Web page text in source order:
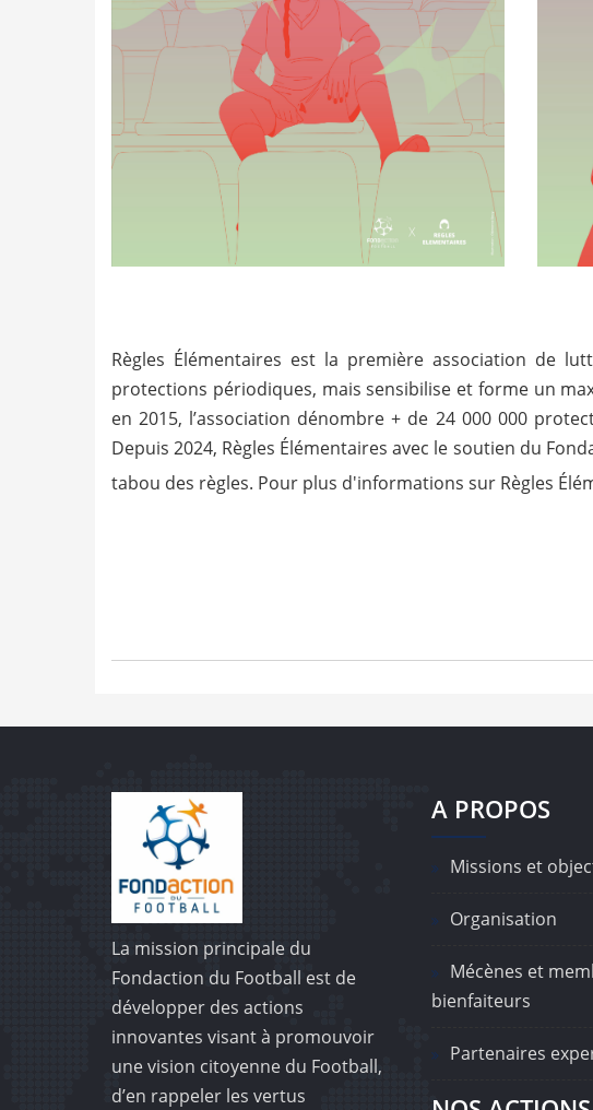
Règles Élémentaires est la première association de
protections périodiques, mais sensibilise et forme un
en 2015, l’association dénombre + de 24 000 000
Depuis 2024, Règles Élémentaires avec le soutien du
tabou des règles. Pour plus d'informations sur Règles
La mission principale du
Fondaction du Football est de
développer des actions
innovantes visant à promouvoir
une vision citoyenne du Football,
d’en rappeler les vertus
A PROPOS
Missions et
Organisation
Mécènes et
bienfaiteurs
Partenaires